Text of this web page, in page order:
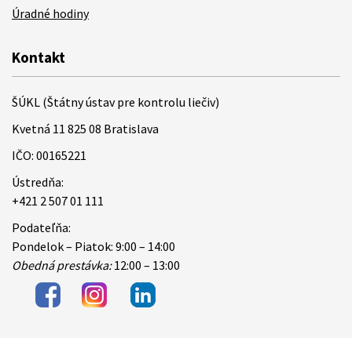
Úradné hodiny
Kontakt
ŠÚKL (Štátny ústav pre kontrolu liečiv)
Kvetná 11 825 08 Bratislava
IČO: 00165221
Ústredňa:
+421 2 507 01 111
Podateľňa:
Pondelok – Piatok: 9:00 – 14:00
Obedná prestávka:12:00 – 13:00